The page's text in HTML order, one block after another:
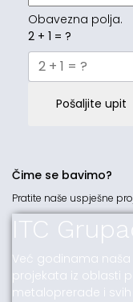
Obavezna polja.
2 + 1 = ?
Pošaljite upit
Čime se bavimo?
Pratite naše uspješne
ITC
Već godinama naša
projekata iz oblasti
metaloprerade i